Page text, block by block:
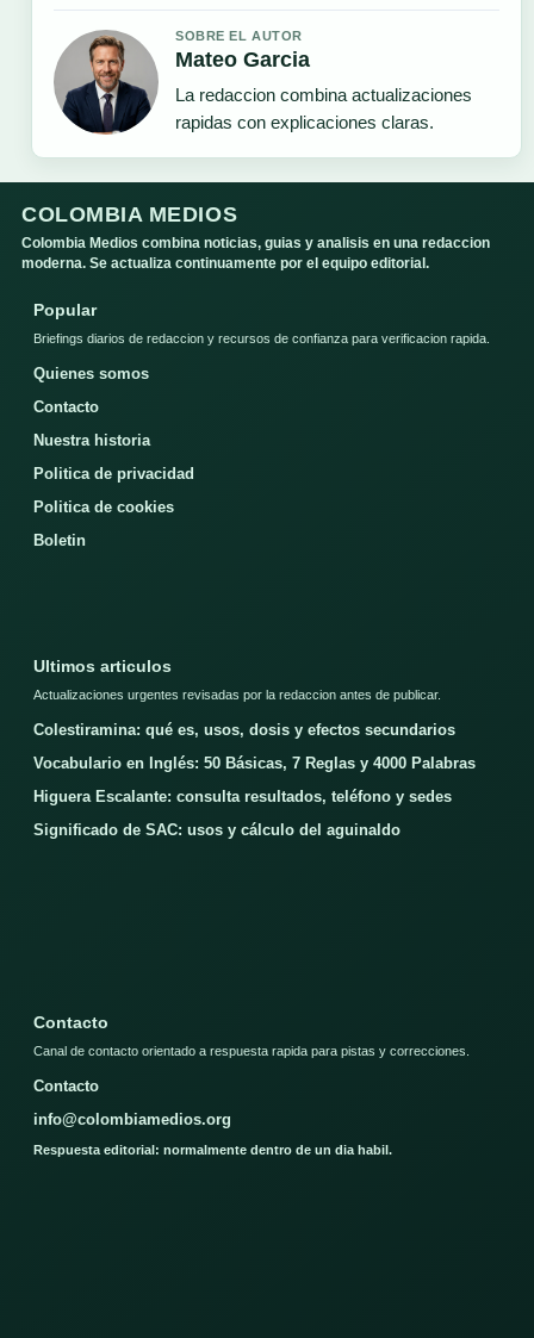
SOBRE EL AUTOR
Mateo Garcia
La redaccion combina actualizaciones
rapidas con explicaciones claras.
COLOMBIA MEDIOS
Colombia Medios combina noticias, guias y analisis en una redaccion
moderna. Se actualiza continuamente por el equipo editorial.
Popular
Briefings diarios de redaccion y recursos de confianza para verificacion rapida.
Quienes somos
Contacto
Nuestra historia
Politica de privacidad
Politica de cookies
Boletin
Ultimos articulos
Actualizaciones urgentes revisadas por la redaccion antes de publicar.
Colestiramina: qué es, usos, dosis y efectos secundarios
Vocabulario en Inglés: 50 Básicas, 7 Reglas y 4000 Palabras
Higuera Escalante: consulta resultados, teléfono y sedes
Significado de SAC: usos y cálculo del aguinaldo
Contacto
Canal de contacto orientado a respuesta rapida para pistas y correcciones.
Contacto
info@colombiamedios.org
Respuesta editorial: normalmente dentro de un dia habil.